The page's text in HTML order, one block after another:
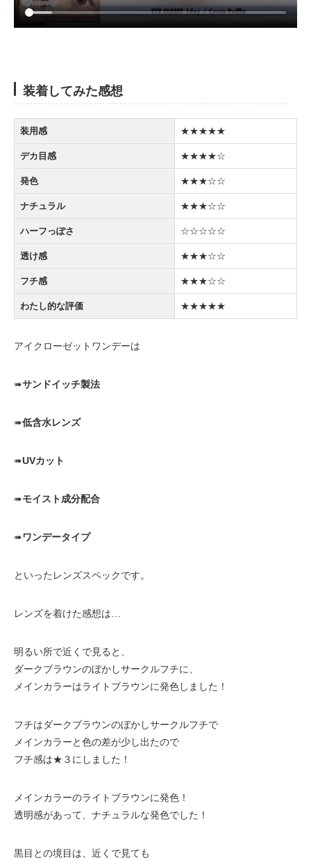
装着してみた感想
装用感 ★★★★★
デカ目感 ★★★★☆
発色 ★★★☆☆
ナチュラル ★★★☆☆
ハーフっぽさ ☆☆☆☆☆
透け感 ★★★☆☆
フチ感 ★★★☆☆
わたし的な評価 ★★★★★
アイクローゼットワンデーは
➠サンドイッチ製法
➠低含水レンズ
➠UVカット
➠モイスト成分配合
➠ワンデータイプ
といったレンズスペックです。
レンズを着けた感想は…
明るい所で近くで見ると、
ダークブラウンのぼかしサークルフチに、
メインカラーはライトブラウンに発色しました！
フチはダークブラウンのぼかしサークルフチで
メインカラーと色の差が少し出たので
フチ感は★３にしました！
メインカラーのライトブラウンに発色！
透明感があって、ナチュラルな発色でした！
黒目との境目は、近くで見ても